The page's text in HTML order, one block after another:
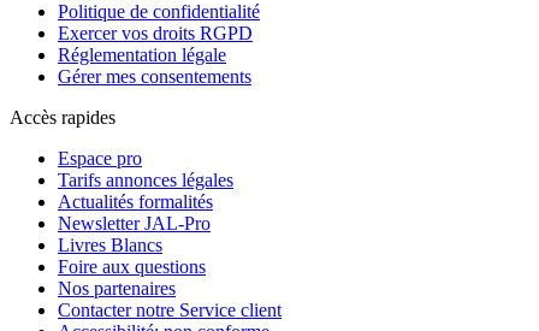
Politique de confidentialité
Exercer vos droits RGPD
Réglementation légale
Gérer mes consentements
Accès rapides
Espace pro
Tarifs annonces légales
Actualités formalités
Newsletter JAL-Pro
Livres Blancs
Foire aux questions
Nos partenaires
Contacter notre Service client